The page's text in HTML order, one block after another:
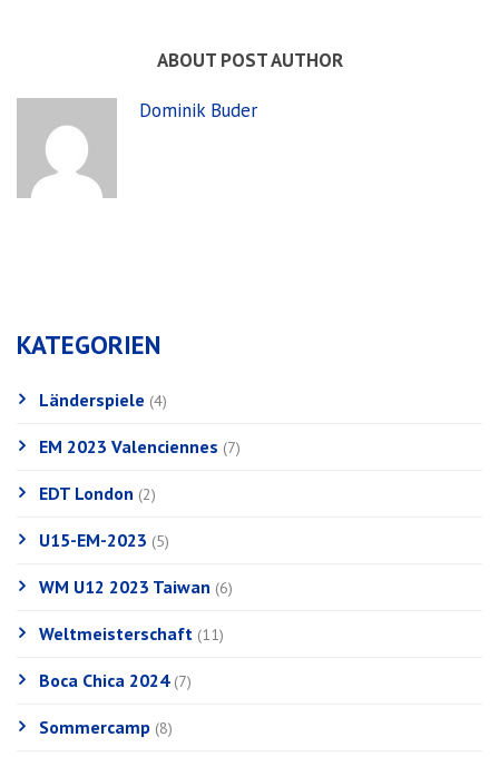
ABOUT POST AUTHOR
Dominik Buder
KATEGORIEN
Länderspiele (4)
EM 2023 Valenciennes (7)
EDT London (2)
U15-EM-2023 (5)
WM U12 2023 Taiwan (6)
Weltmeisterschaft (11)
Boca Chica 2024(7)
Sommercamp (8)